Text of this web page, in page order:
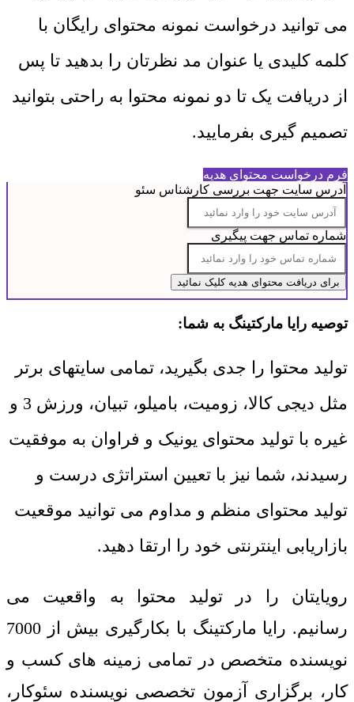
می توانید درخواست نمونه محتوای رایگان با
کلمه کلیدی یا عنوان مد نظرتان را بدهید تا پس
از دریافت یک تا دو نمونه محتوا به راحتی بتوانید
تصمیم گیری بفرمایید.
فرم درخواست محتوای هدیه
آدرس سایت جهت بررسی کارشناس سئو
شماره تماس جهت پیگیری
توصیه رایا مارکتینگ به شما:
تولید محتوا را جدی بگیرید، تمامی سایتهای برتر
مثل دیجی کالا، زومیت، بامیلو، تبیان، ورزش 3 و
غیره با تولید محتوای یونیک و فراوان به موفقیت
رسیدند، شما نیز با تعیین استراتژی درست و
تولید محتوای منظم و مداوم می توانید موقعیت
بازاریابی اینترنتی خود را ارتقا دهید.
رویایتان را در تولید محتوا به واقعیت می
رسانیم. رایا مارکتینگ با بکارگیری بیش از 7000
نویسنده متخصص در تمامی زمینه های کسب و
کار، برگزاری آزمون تخصصی نویسنده سئوکار،